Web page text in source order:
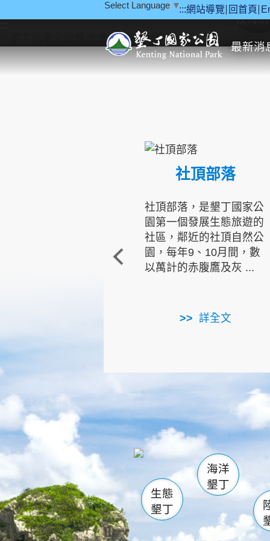
:::網站導覽 回首頁
Select Language ▼
最新消
::: 教育
社頂部落
社頂部落，是墾丁國家公
園第一個發展生態旅遊的
社區，鄰近的社頂自然公
園，每年9、10月間，數
以萬計的赤腹鷹及灰 ...
詳全文
龜山 海生館
恆春
龍鑾潭自
瓊麻館
關山
白砂
生態
墾丁
海洋
墾丁